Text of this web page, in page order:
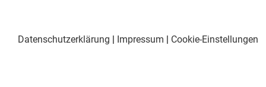
Datenschutzerklärung | Impressum | Cookie-Einstellungen